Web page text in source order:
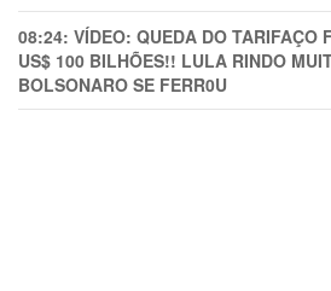
08:24: VÍDEO: QUEDA DO TARIFAÇO
US$ 100 BILHÕES!! LULA RINDO
BOLSONARO SE FERR0U